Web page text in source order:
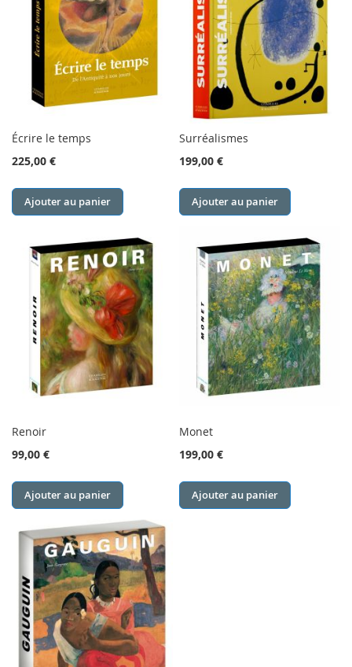
Écrire le temps
225,00 €
Ajouter au panier
Surréalismes
199,00 €
Ajouter au panier
Renoir
99,00 €
Ajouter au panier
Monet
199,00 €
Ajouter au panier